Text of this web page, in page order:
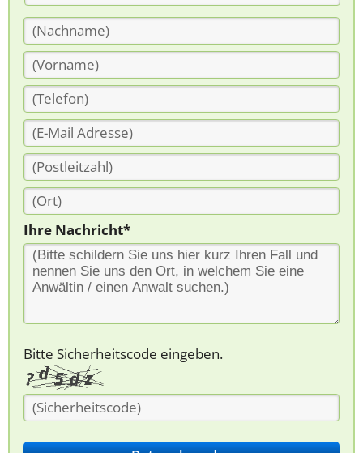
Ihre Nachricht*
Bitte Sicherheitscode eingeben.